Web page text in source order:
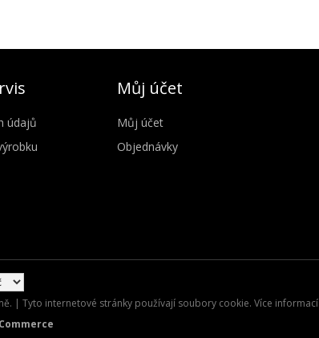
údajů
Můj účet
Můj účet
Objednávky
| Tyto internetové stránky používají soubory cookie. Více informací